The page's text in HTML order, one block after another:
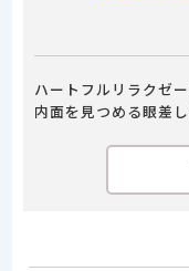
ハートフルリラクゼ
内面を見つめる眼差